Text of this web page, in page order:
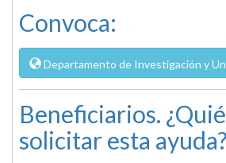
Convoca:
Departamento de Investigación y
Beneficiarios.
solicitar esta ayuda?